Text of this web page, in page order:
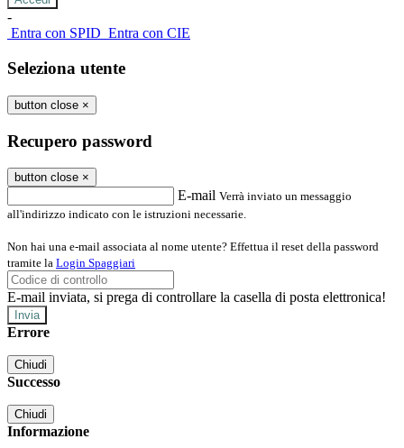
-
Entra con SPID Entra con CIE
Seleziona utente
button close ×
Recupero password
button close ×
E-mail Verrà inviato un messaggio
all'indirizzo indicato con le istruzioni necessarie.
Non hai una e-mail associata al nome utente? Effettua il reset della password
tramite la Login Spaggiari
E-mail inviata, si prega di controllare la casella di posta elettronica!
Errore
Chiudi
Successo
Chiudi
Informazione